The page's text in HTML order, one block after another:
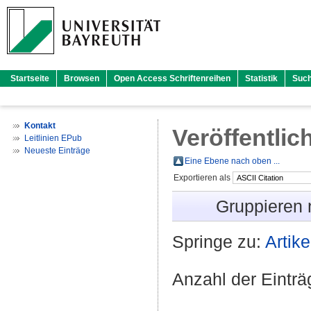
Startseite Browsen Open Access Schriftenreihen Statistik
Kontakt
Leitlinien EPub
Neueste Einträge
Eine Ebene nach oben ...
Exportieren als
Gruppieren
Springe zu:
Anzahl der